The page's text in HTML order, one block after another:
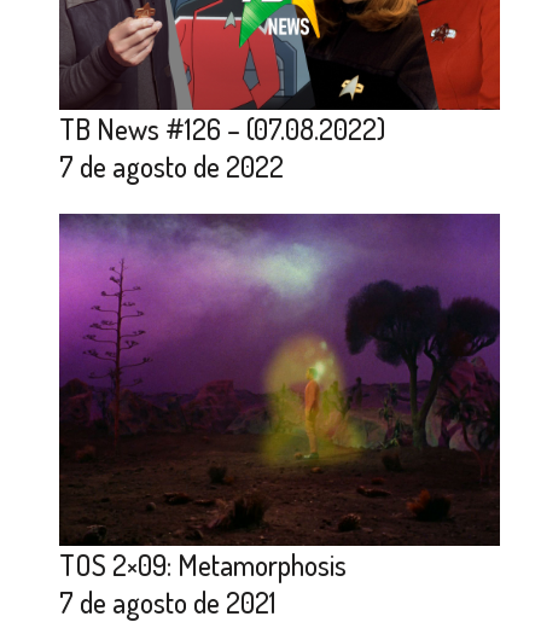
TB News #126 – (07.08.2022)
7 de agosto de 2022
TOS 2×09: Metamorphosis
7 de agosto de 2021